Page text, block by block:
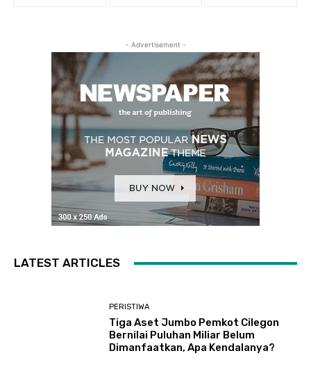
- Advertisement -
LATEST ARTICLES
PERISTIWA
Tiga Aset Jumbo Pemkot Cilegon
Bernilai Puluhan Miliar Belum
Dimanfaatkan, Apa Kendalanya?